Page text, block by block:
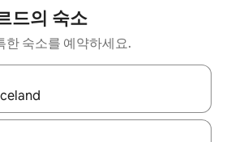
드의 숙소
한 숙소를 예약하세요.
화살표 키를 사용하거나 터치 또는 스와이